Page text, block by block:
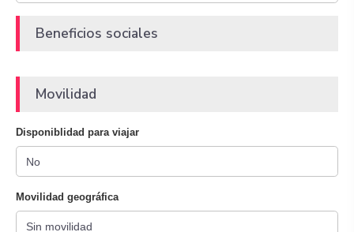
Beneficios sociales
Movilidad
Disponiblidad para viajar
Movilidad geográfica